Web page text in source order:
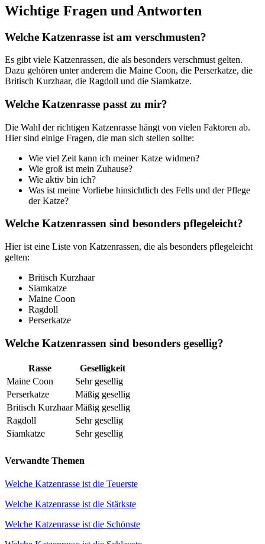
Wichtige Fragen und Antworten
Welche Katzenrasse ist am verschmusten?
Es gibt viele Katzenrassen, die als besonders verschmust gelten.
Dazu gehören unter anderem die Maine Coon, die Perserkatze, die
Britisch Kurzhaar, die Ragdoll und die Siamkatze.
Welche Katzenrasse passt zu mir?
Die Wahl der richtigen Katzenrasse hängt von vielen Faktoren ab.
Hier sind einige Fragen, die man sich stellen sollte:
Wie viel Zeit kann ich meiner Katze widmen?
Wie groß ist mein Zuhause?
Wie aktiv bin ich?
Was ist meine Vorliebe hinsichtlich des Fells und der Pflege
der Katze?
Welche Katzenrassen sind besonders pflegeleicht?
Hier ist eine Liste von Katzenrassen, die als besonders pflegeleicht
gelten:
Britisch Kurzhaar
Siamkatze
Maine Coon
Ragdoll
Perserkatze
Welche Katzenrassen sind besonders gesellig?
Rasse
Geselligkeit
Maine Coon
Sehr gesellig
Perserkatze
Mäßig gesellig
Britisch Kurzhaar Mäßig gesellig
Ragdoll
Sehr gesellig
Siamkatze
Sehr gesellig
Verwandte Themen
Welche Katzenrasse ist die Teuerste
Welche Katzenrasse ist die Stärkste
Welche Katzenrasse ist die Schönste